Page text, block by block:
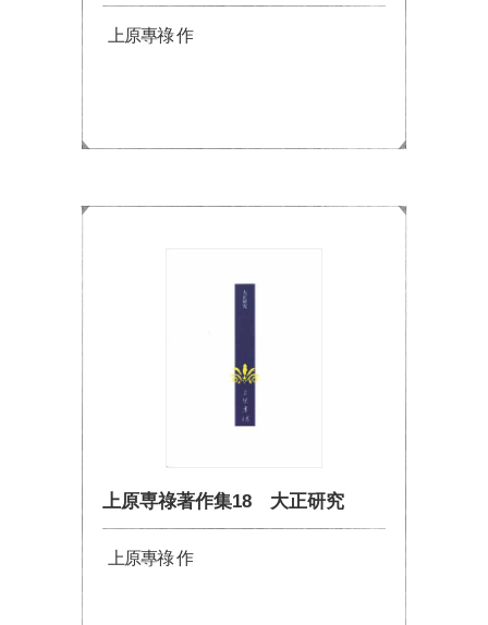
上原專祿 作
上原専祿著作集18 大正研究
上原專祿 作